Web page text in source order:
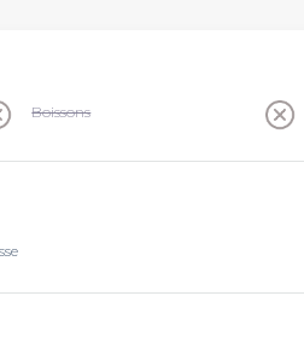
Boissons